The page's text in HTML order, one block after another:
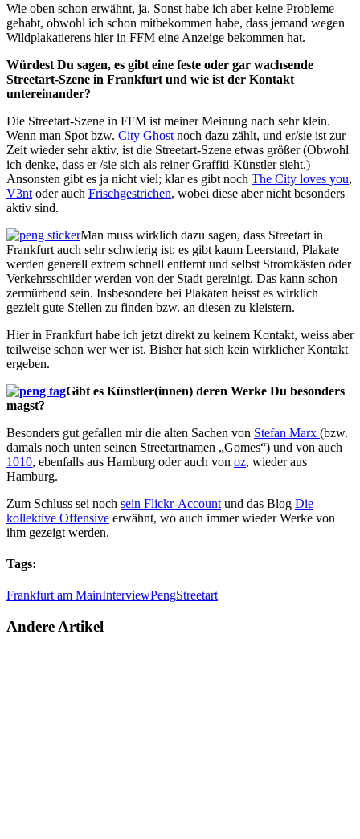
Wie oben schon erwähnt, ja. Sonst habe ich aber keine Probleme
gehabt, obwohl ich schon mitbekommen habe, dass jemand wegen
Wildplakatierens hier in FFM eine Anzeige bekommen hat.
Würdest Du sagen, es gibt eine feste oder gar wachsende
Streetart-Szene in Frankfurt und wie ist der Kontakt
untereinander?
Die Streetart-Szene in FFM ist meiner Meinung nach sehr klein.
Wenn man Spot bzw. City Ghost noch dazu zählt, und er/sie ist zur
Zeit wieder sehr aktiv, ist die Streetart-Szene etwas größer (Obwohl
ich denke, dass er /sie sich als reiner Graffiti-Künstler sieht.)
Ansonsten gibt es ja nicht viel; klar es gibt noch The City loves you,
V3nt oder auch Frischgestrichen, wobei diese aber nicht besonders
aktiv sind.
Man muss wirklich dazu sagen, dass Streetart in
Frankfurt auch sehr schwierig ist: es gibt kaum Leerstand, Plakate
werden generell extrem schnell entfernt und selbst Stromkästen oder
Verkehrsschilder werden von der Stadt gereinigt. Das kann schon
zermürbend sein. Insbesondere bei Plakaten heisst es wirklich
gezielt gute Stellen zu finden bzw. an diesen zu kleistern.
Hier in Frankfurt habe ich jetzt direkt zu keinem Kontakt, weiss aber
teilweise schon wer wer ist. Bisher hat sich kein wirklicher Kontakt
ergeben.
Gibt es Künstler(innen) deren Werke Du besonders
magst?
Besonders gut gefallen mir die alten Sachen von Stefan Marx (bzw.
damals noch unten seinen Streetartnamen „Gomes“) und von auch
1010, ebenfalls aus Hamburg oder auch von oz, wieder aus
Hamburg.
Zum Schluss sei noch sein Flickr-Account und das Blog Die
kollektive Offensive erwähnt, wo auch immer wieder Werke von
ihm gezeigt werden.
Tags:
Frankfurt am MainInterviewPengStreetart
Andere Artikel